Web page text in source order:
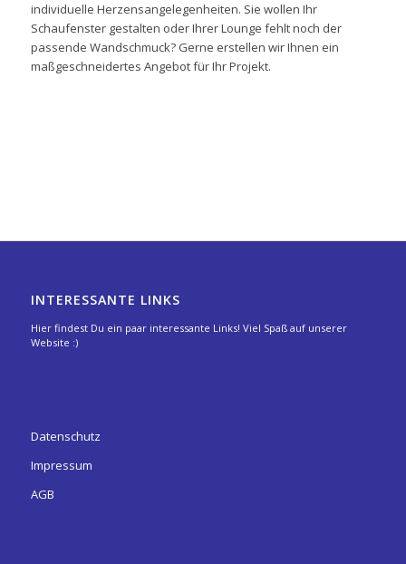
individuelle Herzensangelegenheiten. Sie wollen Ihr
Schaufenster gestalten oder Ihrer Lounge fehlt noch der
passende Wandschmuck? Gerne erstellen wir Ihnen ein
maßgeschneidertes Angebot für Ihr Projekt.
INTERESSANTE LINKS
Hier findest Du ein paar interessante Links! Viel Spaß auf unserer
Website :)
Datenschutz
Impressum
AGB